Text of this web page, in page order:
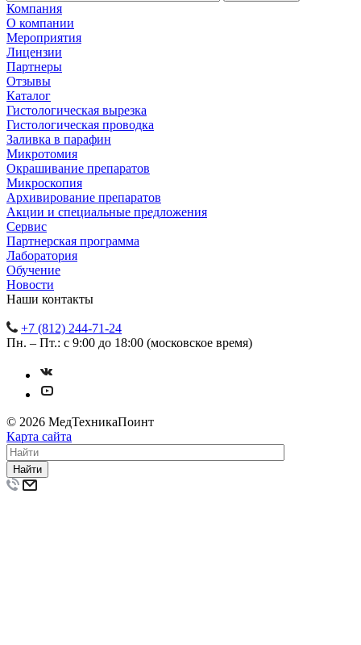
Компания
О компании
Мероприятия
Лицензии
Партнеры
Отзывы
Каталог
Гистологическая вырезка
Гистологическая проводка
Заливка в парафин
Микротомия
Окрашивание препаратов
Микроскопия
Архивирование препаратов
Акции и специальные предложения
Сервис
Партнерская программа
Лаборатория
Обучение
Новости
Наши контакты
+7 (812) 244-71-24
Пн. – Пт.: с 9:00 до 18:00 (московское время)
© 2026 МедТехникаПоинт
Карта сайта
Найти